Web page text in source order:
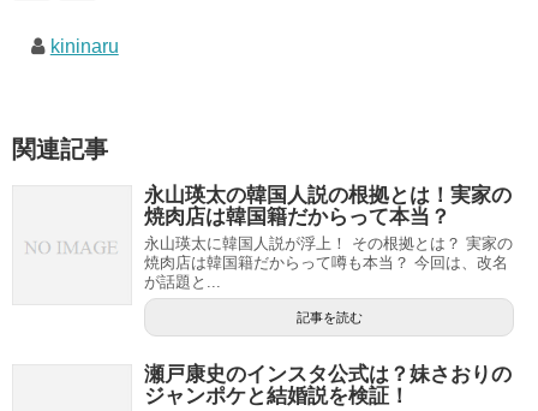
kininaru
関連記事
永山瑛太の韓国人説の根拠とは！実家の
焼肉店は韓国籍だからって本当？
永山瑛太に韓国人説が浮上！ その根拠とは？ 実家の
焼肉店は韓国籍だからって噂も本当？ 今回は、改名
が話題と...
記事を読む
瀬戸康史のインスタ公式は？妹さおりの
ジャンポケと結婚説を検証！